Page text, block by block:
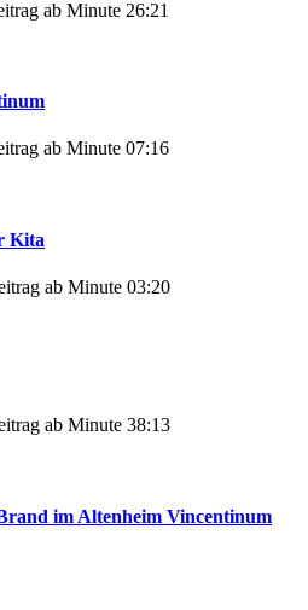
ab Minute 26:21
ab Minute 07:16
Kita
ab Minute 03:20
ab Minute 38:13
im Altenheim Vincentinum